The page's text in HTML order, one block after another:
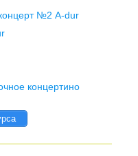
№2 A-dur
концертино